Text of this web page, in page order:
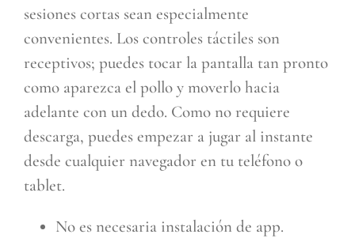
sesiones cortas sean especialmente
convenientes. Los controles táctiles son
receptivos; puedes tocar la pantalla tan pronto
como aparezca el pollo y moverlo hacia
adelante con un dedo. Como no requiere
descarga, puedes empezar a jugar al instante
desde cualquier navegador en tu teléfono o
tablet.
No es necesaria instalación de app.